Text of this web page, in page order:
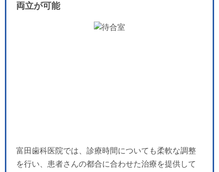
両立が可能
富田歯科医院では、診療時間についても柔軟な調整
を行い、患者さんの都合に合わせた治療を提供して